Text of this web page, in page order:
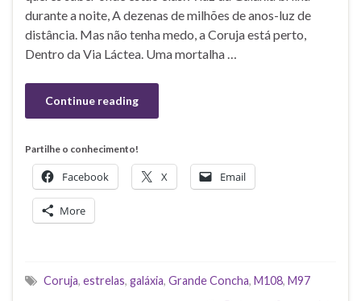
durante a noite, A dezenas de milhões de anos-luz de
distância. Mas não tenha medo, a Coruja está perto,
Dentro da Via Láctea. Uma mortalha …
Continue reading
Partilhe o conhecimento!
Facebook X Email
More
Coruja, estrelas, galáxia, Grande Concha, M108, M97